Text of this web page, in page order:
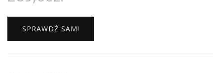
SPRAWDŹ SAM!